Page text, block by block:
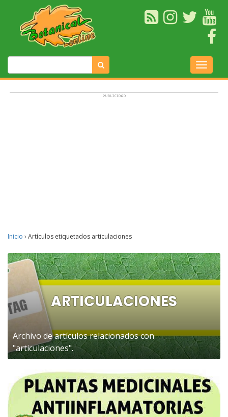
Inicio › Artículos etiquetados articulaciones
ARTICULACIONES
Archivo de artículos relacionados con
"articulaciones".